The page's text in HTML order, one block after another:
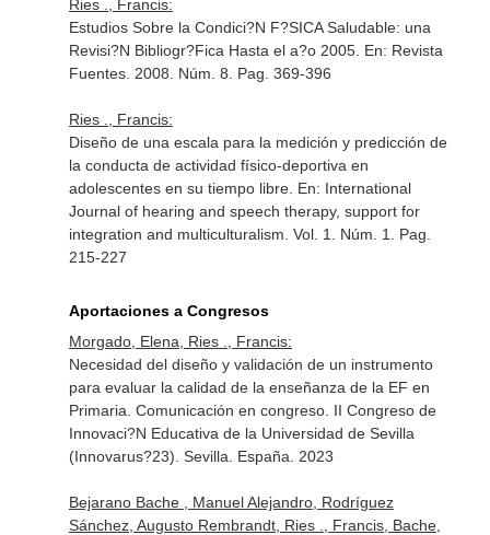
Ries ., Francis:
Estudios Sobre la Condici?N F?SICA Saludable: una
Revisi?N Bibliogr?Fica Hasta el a?o 2005. En: Revista
Fuentes. 2008. Núm. 8. Pag. 369-396
Ries ., Francis:
Diseño de una escala para la medición y predicción de
la conducta de actividad físico-deportiva en
adolescentes en su tiempo libre. En: International
Journal of hearing and speech therapy, support for
integration and multiculturalism . Vol. 1. Núm. 1. Pag.
215-227
Aportaciones a Congresos
Morgado, Elena, Ries ., Francis:
Necesidad del diseño y validación de un instrumento
para evaluar la calidad de la enseñanza de la EF en
Primaria. Comunicación en congreso. II Congreso de
Innovaci?N Educativa de la Universidad de Sevilla
(Innovarus?23). Sevilla. España. 2023
Bejarano Bache , Manuel Alejandro, Rodríguez
Sánchez, Augusto Rembrandt, Ries ., Francis, Bache,